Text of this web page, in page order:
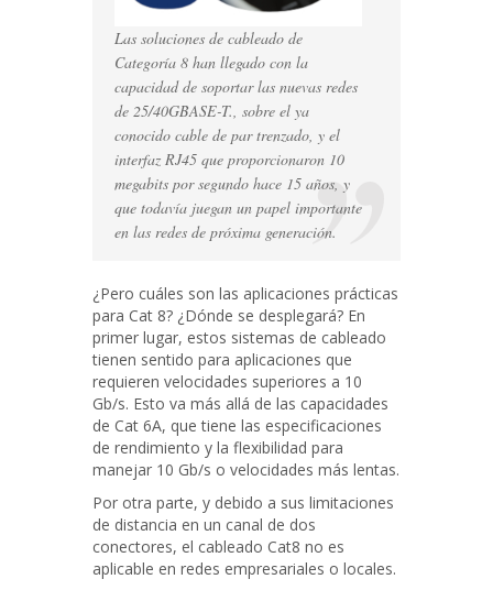
Las soluciones de cableado de
Categoría 8 han llegado con la
capacidad de soportar las nuevas redes
de 25/40GBASE-T., sobre el ya
conocido cable de par trenzado, y el
interfaz RJ45 que proporcionaron 10
megabits por segundo hace 15 años, y
que todavía juegan un papel importante
en las redes de próxima generación.
¿Pero cuáles son las aplicaciones prácticas
para Cat 8? ¿Dónde se desplegará? En
primer lugar, estos sistemas de cableado
tienen sentido para aplicaciones que
requieren velocidades superiores a 10
Gb/s. Esto va más allá de las capacidades
de Cat 6A, que tiene las especificaciones
de rendimiento y la flexibilidad para
manejar 10 Gb/s o velocidades más lentas.
Por otra parte, y debido a sus limitaciones
de distancia en un canal de dos
conectores, el cableado Cat8 no es
aplicable en redes empresariales o locales.